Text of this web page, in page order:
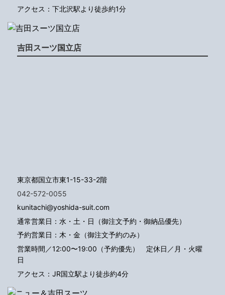
アクセス：下北沢駅より徒歩約1分
吉田スーツ国立店
東京都国立市東1-15-33-2階
042-572-0055
kunitachi@yoshida-suit.com
通常営業日：水・土・日（御注文予約・御納品優先）
予約営業日：木・金（御注文予約のみ）
営業時間／12:00〜19:00（予約優先） 定休日／月・火曜
日
アクセス：JR国立駅より徒歩約4分